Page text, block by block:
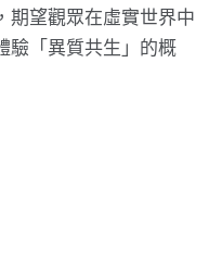
期望觀眾在虛實世界中
驗「異質共生」的概